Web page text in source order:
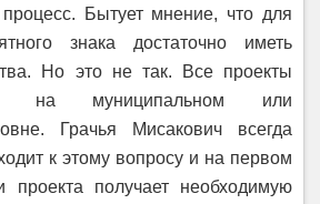
процесс. Бытует мнение, что для
знака достаточно иметь
Но это не так. Все проекты
на муниципальном или
Грачья Мисакович всегда
к этому вопросу и на первом
проекта получает необходимую